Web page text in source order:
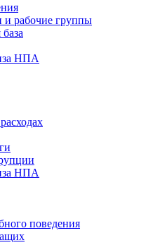
и рабочие группы
НПА
НПА
поведения